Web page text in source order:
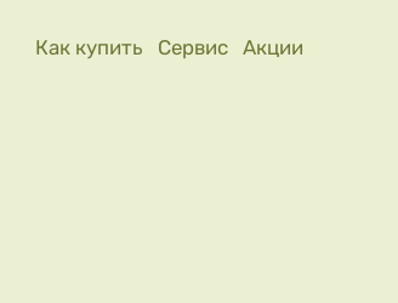
Как купить
Сервис Акции